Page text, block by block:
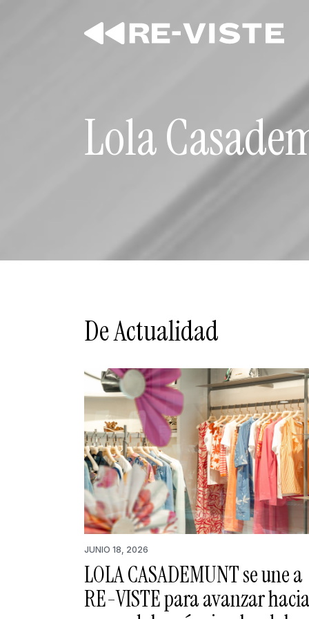
Lola
De Actualidad
JUNIO 18, 2026
LOLA CASADEMUNT se une a
RE-VISTE para avanzar